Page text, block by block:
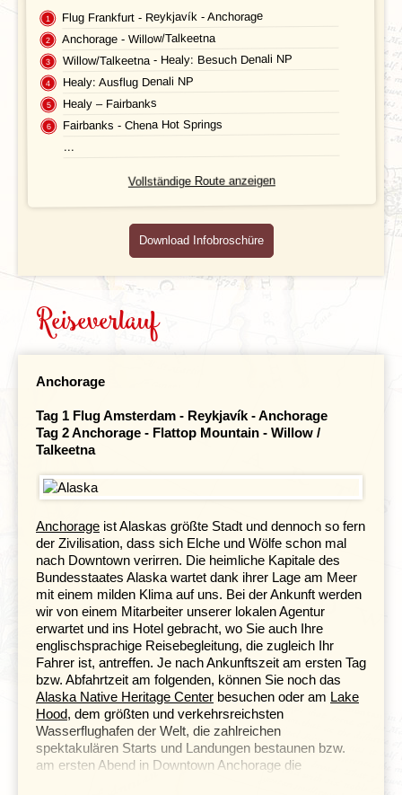
Unterkunft
Fluginformationen
Transport
Leistungen
Geld
Mahlzeiten
Individuelle An- & Abreise
FAQ
FOTOS UND VIDEOS
BUCHEN
Flug Frankfurt - Reykjavík - Anchorage
Anchorage - Willow/Talkeetna
Willow/Talkeetna - Healy: Besuch Denali NP
Healy: Ausflug Denali NP
Healy – Fairbanks
Fairbanks - Chena Hot Springs
...
Vollständige Route anzeigen
Download Infobroschüre
Reiseverlauf
Anchorage
Tag 1 Flug Amsterdam - Reykjavík - Anchorage
Tag 2 Anchorage - Flattop Mountain - Willow /
Talkeetna
Anchorage ist Alaskas größte Stadt und dennoch so fern
der Zivilisation, dass sich Elche und Wölfe schon mal
nach Downtown verirren. Die heimliche Kapitale des
Bundesstaates Alaska wartet dank ihrer Lage am Meer
mit einem milden Klima auf uns. Bei der Ankunft werden
wir von einem Mitarbeiter unserer lokalen Agentur
erwartet und ins Hotel gebracht, wo Sie auch Ihre
englischsprachige Reisebegleitung, die zugleich Ihr
Fahrer ist, antreffen. Je nach Ankunftszeit am ersten Tag
bzw. Abfahrtzeit am folgenden, können Sie noch das
Alaska Native Heritage Center besuchen oder am Lake
Hood, dem größten und verkehrsreichsten
Wasserflughafen der Welt, die zahlreichen
spektakulären Starts und Landungen bestaunen bzw.
am ersten Abend in Downtown Anchorage die